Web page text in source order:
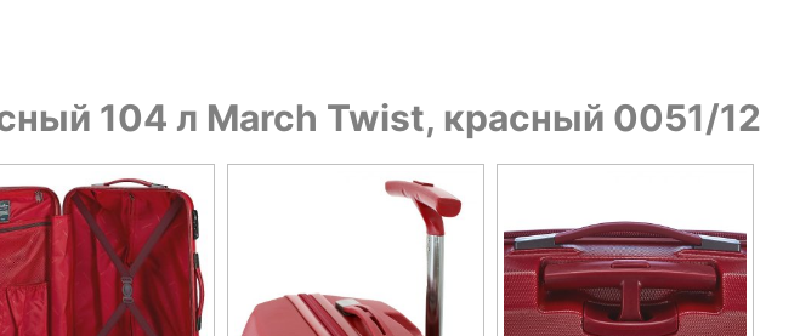
104 л March Twist, красный 0051/12